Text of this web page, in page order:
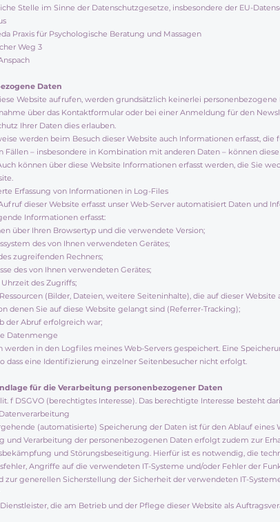
Stelle im Sinne der Datenschutzgesetze, insbesondere der EU-
Praxis für Psychologische Beratung und Massagen
Weg 3
Daten
Website aufrufen, werden grundsätzlich keinerlei
über das Kontaktformular oder bei einer Anmeldung für den
Ihrer Daten dies erlauben.
werden beim Besuch dieser Website auch Informationen erfasst,
Fällen – insbesondere in Kombination mit anderen Daten – können
können über diese Website Informationen erfasst werden, die Sie
Erfassung von Informationen in Log-Files
dieser Website erfasst unser Web-Server automatisiert Daten und
Informationen erfasst:
über Ihren Browsertyp und die verwendete Version;
des von Ihnen verwendeten Gerätes;
zugreifenden Rechners;
des von Ihnen verwendeten Gerätes;
des Zugriffs;
(Bilder, Dateien, weitere Seiteninhalte), die auf dieser
denen Sie auf diese Website gelangt sind (Referrer-Tracking);
der Abruf erfolgreich war;
Datenmenge
werden in den Logfiles meines Web-Servers gespeichert. Eine
dass eine Identifizierung einzelner Seitenbesucher nicht erfolgt.
für die Verarbeitung personenbezogener Daten
lit. f DSGVO (berechtigtes Interesse). Das berechtigte Interesse besteht
(automatisierte) Speicherung der Daten ist für den Ablauf
und Verarbeitung der personenbezogenen Daten erfolgt zudem zur
und Störungsbeseitigung. Hierfür ist es notwendig, die
Angriffe auf die verwendeten IT-Systeme und/oder Fehler der
zur generellen Sicherstellung der Sicherheit der verwendeten IT-
die am Betrieb und der Pflege dieser Website als